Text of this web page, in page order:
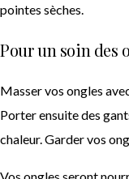
pointes sèches.
Pour un soin des
Masser vos ongles
Porter ensuite des
chaleur. Garder vos
Vos ongles seront